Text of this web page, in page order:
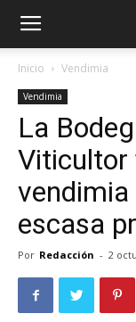
Inicio Vendimia
Vendimia
La
Viticultor
escasa
Por Redacción - 2